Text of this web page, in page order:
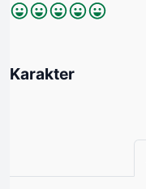
Karakter